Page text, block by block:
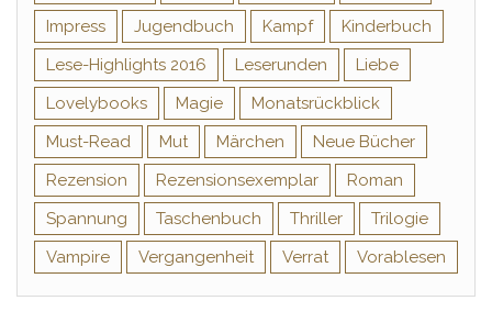
Impress
Jugendbuch Kampf
Kinderbuch
Lese-Highlights 2016
Leserunden
Liebe
Lovelybooks
Magie
Monatsrückblick
Must-Read
Mut Märchen
Neue Bücher
Rezension
Rezensionsexemplar
Roman
Spannung
Taschenbuch Thriller
Trilogie
Vampire
Vergangenheit Verrat Vorablesen